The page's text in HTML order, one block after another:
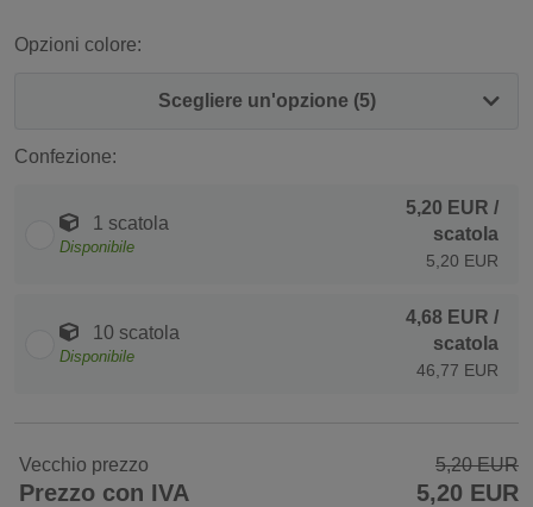
Opzioni colore:
Scegliere un'opzione (5)
Confezione:
1 scatola
Disponibile
5,20 EUR /
scatola
5,20 EUR
10 scatola
Disponibile
4,68 EUR /
scatola
46,77 EUR
Vecchio prezzo 5,20 EUR
Prezzo con IVA 5,20 EUR